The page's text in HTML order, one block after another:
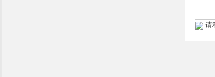
请